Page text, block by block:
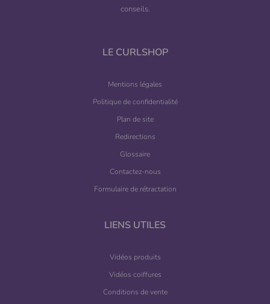
(2 avis)
conseils.
LE CURLSHOP
Mentions légales
Politique de confidentialité
Plan de site
Redirections
Glossaire
Contactez-nous
Formulaire de rétractation
LIENS UTILES
Vidéos produits
Vidéos coiffures
Conditions de vente